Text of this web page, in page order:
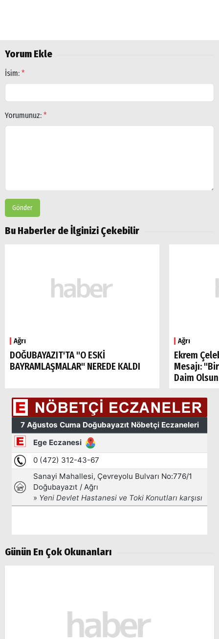
Yorum Ekle
İsim: *
Yorumunuz: *
Gönder
Bu Haberler de İlginizi Çekebilir
Ağrı
DOĞUBAYAZIT'TA "O ESKİ
BAYRAMLAŞMALAR" NEREDE KALDI
Ağrı
Ekrem
Mesajı:
Daim
Günün En Çok Okunanları
Arama
Ağrı